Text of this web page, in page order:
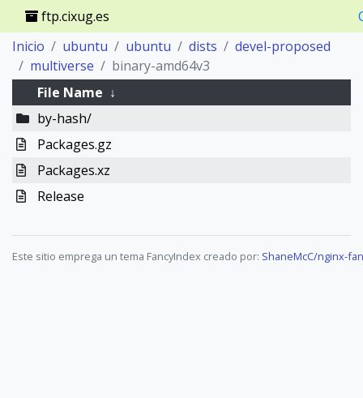
ftp.cixug.es
Inicio
ubuntu ubuntu dists
devel-proposed
multiverse
binary-amd64v3
File Name ↓
by-hash/
Packages.gz
Packages.xz
Release
Este sitio emprega un tema FancyIndex creado por: ShaneMcC/nginx-